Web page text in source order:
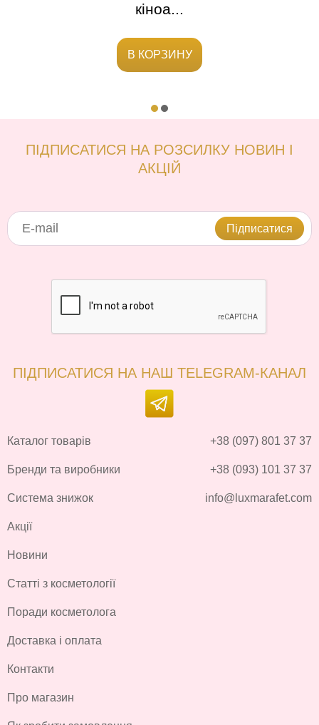
кіноа...
В КОРЗИНУ
ПІДПИСАТИСЯ НА РОЗСИЛКУ НОВИН І
АКЦІЙ
Підписатися
ПІДПИСАТИСЯ НА НАШ TELEGRAM-КАНАЛ
Каталог товарів
Бренди та виробники
Система знижок
Акції
Новини
Статті з косметології
Поради косметолога
Доставка і оплата
Контакти
Про магазин
+38 (097) 801 37 37
+38 (093) 101 37 37
info@luxmarafet.com